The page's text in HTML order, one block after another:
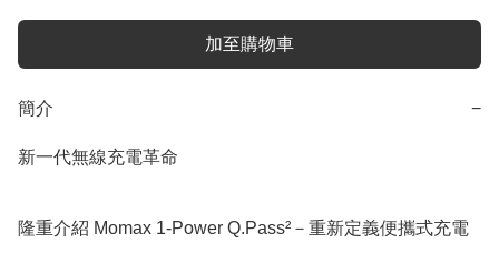
加至購物車
簡介 −
新一代無線充電革命
隆重介紹 Momax 1-Power Q.Pass²－重新定義便攜式充電